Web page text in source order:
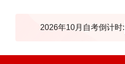
2026年10月自考倒计时: